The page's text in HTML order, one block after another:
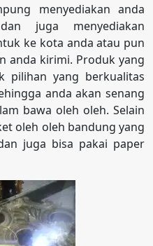
menyediakan anda
juga menyediakan
ke kota anda atau pun
anda kirimi. Produk yang
pilihan yang berkualitas
anda akan senang
bawa oleh oleh. Selain
oleh oleh bandung yang
juga bisa pakai paper